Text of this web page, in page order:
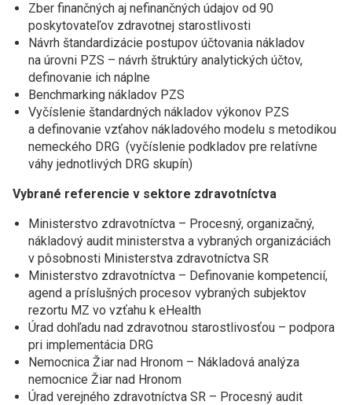
Zber finančných aj nefinančných údajov od 90
poskytovateľov zdravotnej starostlivosti
Návrh štandardizácie postupov účtovania nákladov
na úrovni PZS – návrh štruktúry analytických účtov,
definovanie ich náplne
Benchmarking nákladov PZS
Vyčíslenie štandardných nákladov výkonov PZS
a definovanie vzťahov nákladového modelu s metodikou
nemeckého DRG (vyčíslenie podkladov pre relatívne
váhy jednotlivých DRG skupín)
Vybrané referencie v sektore zdravotníctva
Ministerstvo zdravotníctva – Procesný, organizačný,
nákladový audit ministerstva a vybraných organizáciách
v pôsobnosti Ministerstva zdravotníctva SR
Ministerstvo zdravotníctva – Definovanie kompetencií,
agend a príslušných procesov vybraných subjektov
rezortu MZ vo vzťahu k eHealth
Úrad dohľadu nad zdravotnou starostlivosťou – podpora
pri implementácia DRG
Nemocnica Žiar nad Hronom – Nákladová analýza
nemocnice Žiar nad Hronom
Úrad verejného zdravotníctva SR – Procesný audit